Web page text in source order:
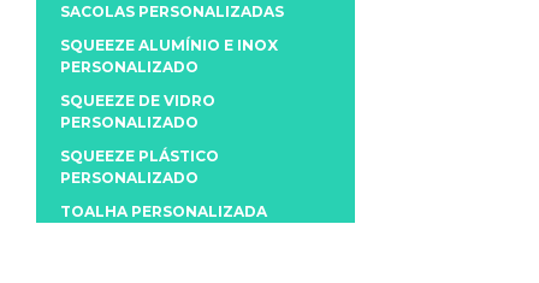
SACOLAS PERSONALIZADAS
SQUEEZE ALUMÍNIO E INOX
PERSONALIZADO
SQUEEZE DE VIDRO
PERSONALIZADO
SQUEEZE PLÁSTICO
PERSONALIZADO
TOALHA PERSONALIZADA